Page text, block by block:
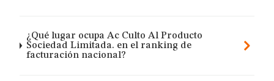
¿Qué lugar ocupa Ac Culto Al Producto
Sociedad Limitada. en el ranking de
facturación nacional?